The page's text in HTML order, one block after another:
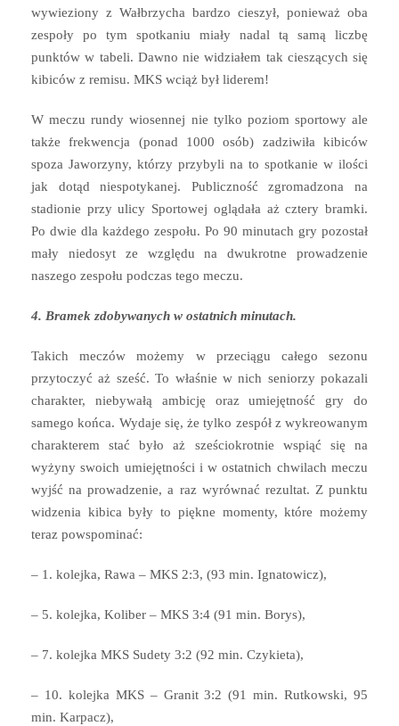
wywieziony z Wałbrzycha bardzo cieszył, ponieważ oba
zespoły po tym spotkaniu miały nadal tą samą liczbę
punktów w tabeli. Dawno nie widziałem tak cieszących się
kibiców z remisu. MKS wciąż był liderem!
W meczu rundy wiosennej nie tylko poziom sportowy ale
także frekwencja (ponad 1000 osób) zadziwiła kibiców
spoza Jaworzyny, którzy przybyli na to spotkanie w ilości
jak dotąd niespotykanej. Publiczność zgromadzona na
stadionie przy ulicy Sportowej oglądała aż cztery bramki.
Po dwie dla każdego zespołu. Po 90 minutach gry pozostał
mały niedosyt ze względu na dwukrotne prowadzenie
naszego zespołu podczas tego meczu.
4. Bramek zdobywanych w ostatnich minutach.
Takich meczów możemy w przeciągu całego sezonu
przytoczyć aż sześć. To właśnie w nich seniorzy pokazali
charakter, niebywałą ambicję oraz umiejętność gry do
samego końca. Wydaje się, że tylko zespół z wykreowanym
charakterem stać było aż sześciokrotnie wspiąć się na
wyżyny swoich umiejętności i w ostatnich chwilach meczu
wyjść na prowadzenie, a raz wyrównać rezultat. Z punktu
widzenia kibica były to piękne momenty, które możemy
teraz powspominać:
– 1. kolejka, Rawa – MKS 2:3, (93 min. Ignatowicz),
– 5. kolejka, Koliber – MKS 3:4 (91 min. Borys),
– 7. kolejka MKS Sudety 3:2 (92 min. Czykieta),
– 10. kolejka MKS – Granit 3:2 (91 min. Rutkowski, 95
min. Karpacz),